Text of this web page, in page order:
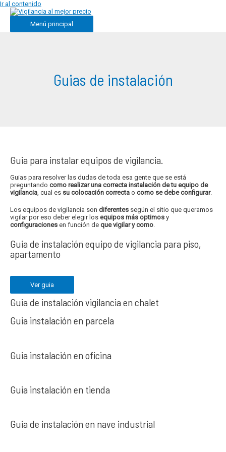
Ir al contenido
Menú principal
Guias de instalación
Guia para instalar equipos de vigilancia.
Guias para resolver las dudas de toda esa gente que se está
preguntandocomo realizar una correcta instalación de tu equipo de
vigilancia , cual es su colocación correcta ocomo se debeconfigurar.
Los equipos de vigilancia sondiferentes según el sitio que queramos
vigilar por eso deber elegir losequipos más optimos y
configuraciones en función deque vigilar y como.
Guia de instalación equipo de vigilancia para piso,
apartamento
Ver guia
Guia de instalación vigilancia en chalet
Guia instalación en parcela
Guia instalación en oficina
Guia instalación en tienda
Guia de instalación en nave industrial